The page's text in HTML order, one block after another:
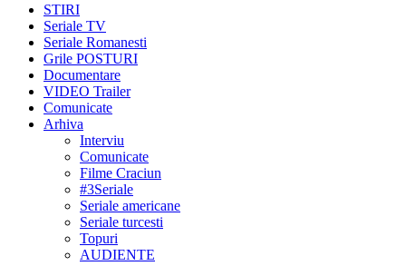
STIRI
Seriale TV
Seriale Romanesti
Grile POSTURI
Documentare
VIDEO Trailer
Comunicate
Arhiva
Interviu
Comunicate
Filme Craciun
#3Seriale
Seriale americane
Seriale turcesti
Topuri
AUDIENTE